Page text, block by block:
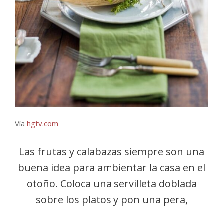
Vía hgtv.com
Las frutas y calabazas siempre son una
buena idea para ambientar la casa en el
otoño. Coloca una servilleta doblada
sobre los platos y pon una pera,